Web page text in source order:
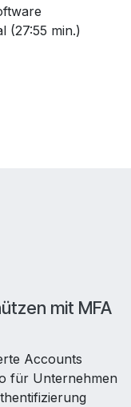
(27:55 min.)
mit MFA
Accounts
für Unternehmen